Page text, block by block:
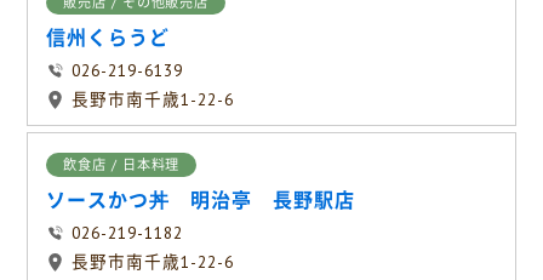
信州くらうど
026-219-6139
長野市南千歳1-22-6
飲食店 / 日本料理
ソースかつ丼 明治亭 長野駅店
026-219-1182
長野市南千歳1-22-6